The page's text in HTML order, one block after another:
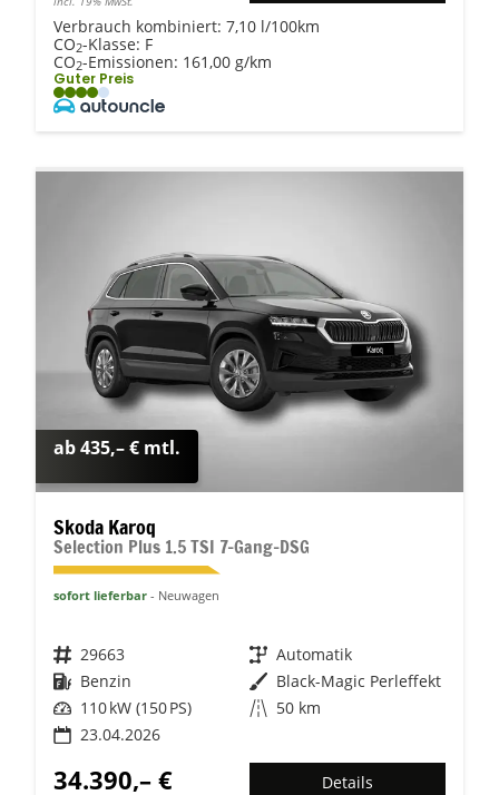
Verbrauch kombiniert: 7,10 l/100km
CO2-Klasse: F
CO2-Emissionen: 161,00 g/km
Guter Preis
ab 435,– € mtl.
Skoda Karoq
Selection Plus 1.5 TSI 7-Gang-DSG
sofort lieferbar Neuwagen
Fahrzeugnr. 29663 Getriebe Automatik
Kraftstoff Benzin Außenfarbe Black-Magic Perleffekt
Leistung 110 kW (150 PS) Kilometerstand 50 km
23.04.2026
34.390,– € Details